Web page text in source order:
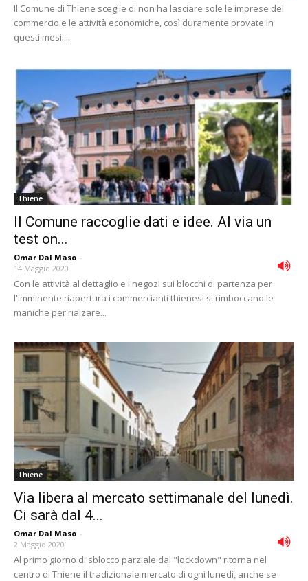
Il Comune di Thiene sceglie di non ha lasciare sole le imprese del
commercio e le attività economiche, così duramente provate in
questi mesi....
Thiene
Il Comune raccoglie dati e idee. Al via un
test on...
Omar Dal Maso -
14 Maggio 2020
Con le attività al dettaglio e i negozi sui blocchi di partenza per
l'imminente riapertura i commercianti thienesi si rimboccano le
maniche per rialzare...
Thiene
Via libera al mercato settimanale del lunedì.
Ci sarà dal 4...
Omar Dal Maso -
2 Maggio 2020
Al primo giorno di sblocco parziale dal "lockdown" ritorna nel
centro di Thiene il tradizionale mercato di ogni lunedì, anche se